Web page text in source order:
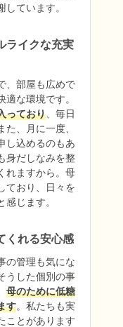
ています。
ライクな充実
、部屋も広めで
な環境です。
っており、毎日
、月に一度、
し込めるのもあ
身だしなみを整
れますから。母
ており、日々を
じます。
くれる安心感
の管理も気にな
うした個別の事
母のために低糖
す。私たちも実
ことがあります